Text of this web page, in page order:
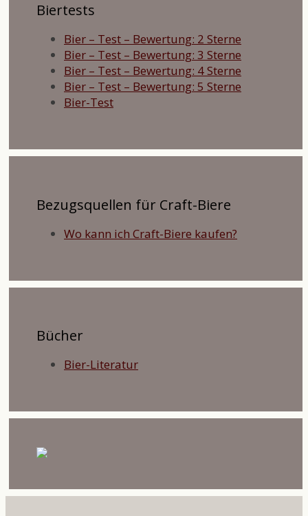
Biertests
Bier – Test – Bewertung: 2 Sterne
Bier – Test – Bewertung: 3 Sterne
Bier – Test – Bewertung: 4 Sterne
Bier – Test – Bewertung: 5 Sterne
Bier-Test
Bezugsquellen für Craft-Biere
Wo kann ich Craft-Biere kaufen?
Bücher
Bier-Literatur